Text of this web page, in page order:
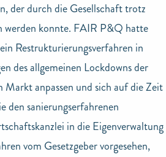
der durch die Gesellschaft trotz
werden konnte. FAIR P&Q hatte
Restrukturierungsverfahren in
des allgemeinen Lockdowns der
anpassen und sich auf die Zeit
den sanierungserfahrenen
in die Eigenverwaltung
vom Gesetzgeber vorgesehen,